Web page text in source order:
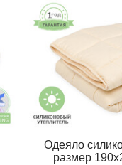
Одеяло
размер